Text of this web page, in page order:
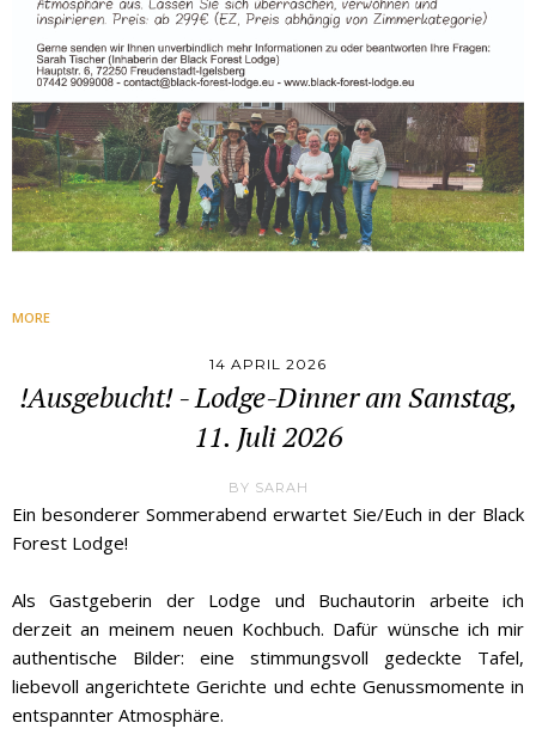
MORE
14 APRIL 2026
!Ausgebucht! - Lodge-Dinner am Samstag,
11. Juli 2026
BY SARAH
Ein besonderer Sommerabend erwartet Sie/Euch in der Black
Forest Lodge!
Als Gastgeberin der Lodge und Buchautorin arbeite ich
derzeit an meinem neuen Kochbuch. Dafür wünsche ich mir
authentische Bilder: eine stimmungsvoll gedeckte Tafel,
liebevoll angerichtete Gerichte und echte Genussmomente in
entspannter Atmosphäre.